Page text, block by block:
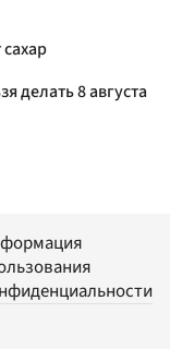
делать 8 августа